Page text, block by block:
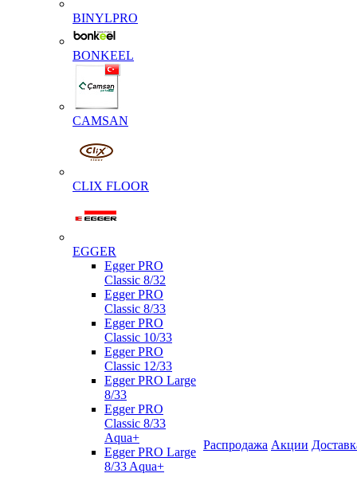
BINYLPRO
BONKEEL
CAMSAN
CLIX FLOOR
EGGER
Egger PRO
Classic 8/32
Egger PRO
Classic 8/33
Egger PRO
Classic 10/33
Egger PRO
Classic 12/33
Egger PRO Large
8/33
Egger PRO
Classic 8/33
Aqua+
Egger PRO Large
8/33 Aqua+
Распродажа Акции